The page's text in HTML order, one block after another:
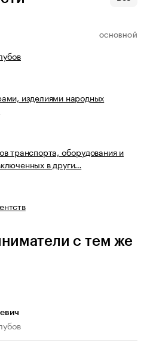
ОСНОВНОЙ
изделиями народных
транспорта, оборудования и
в други…
с тем же